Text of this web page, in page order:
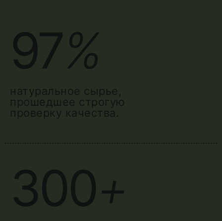
97%
натуральное сырье,
прошедшее строгую
проверку качества.
300+